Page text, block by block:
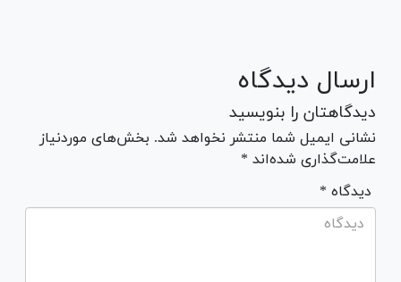
ارسال دیدگاه
دیدگاهتان را بنویسید
نشانی ایمیل شما منتشر نخواهد شد. بخش‌های موردنیاز
علامت‌گذاری شده‌اند *
* دیدگاه